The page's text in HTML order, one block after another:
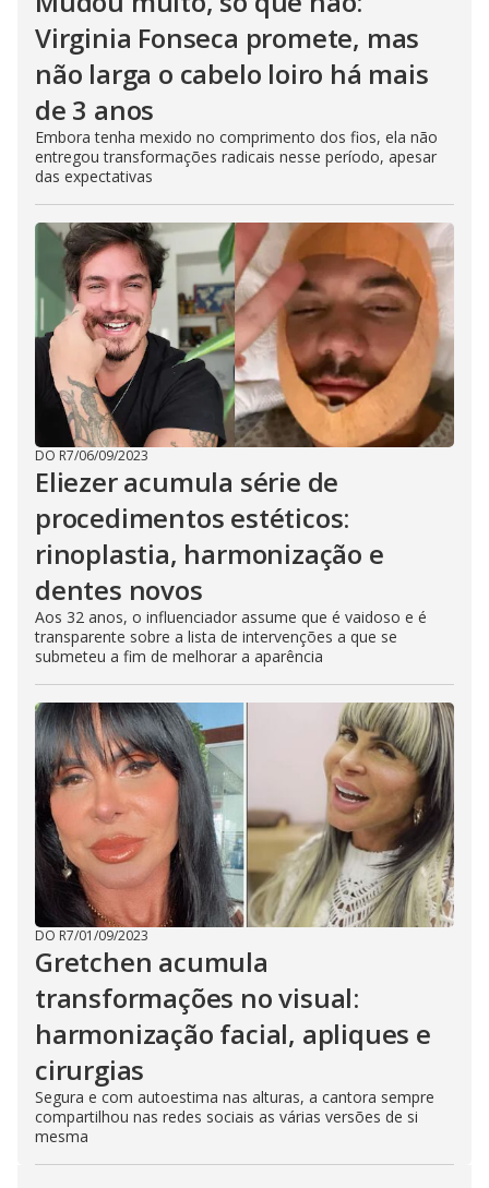
Virginia Fonseca promete, mas
não larga o cabelo loiro há mais
de 3 anos
Embora tenha mexido no comprimento dos fios, ela não
entregou transformações radicais nesse período, apesar
das expectativas
DO R7/06/09/2023
Eliezer acumula série de
procedimentos estéticos:
rinoplastia, harmonização e
dentes novos
Aos 32 anos, o influenciador assume que é vaidoso e é
transparente sobre a lista de intervenções a que se
submeteu a fim de melhorar a aparência
DO R7/01/09/2023
Gretchen acumula
transformações no visual:
harmonização facial, apliques e
cirurgias
Segura e com autoestima nas alturas, a cantora sempre
compartilhou nas redes sociais as várias versões de si
mesma